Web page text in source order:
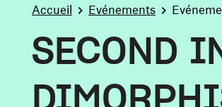
You are here:
Accueil Evénements
SECOND